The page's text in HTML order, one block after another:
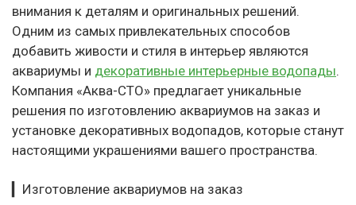
внимания к деталям и оригинальных решений.
Одним из самых привлекательных способов
добавить живости и стиля в интерьер являются
аквариумы и декоративные интерьерные водопады.
Компания «Аква-СТО» предлагает уникальные
решения по изготовлению аквариумов на заказ и
установке декоративных водопадов, которые станут
настоящими украшениями вашего пространства.
▎Изготовление аквариумов на заказ